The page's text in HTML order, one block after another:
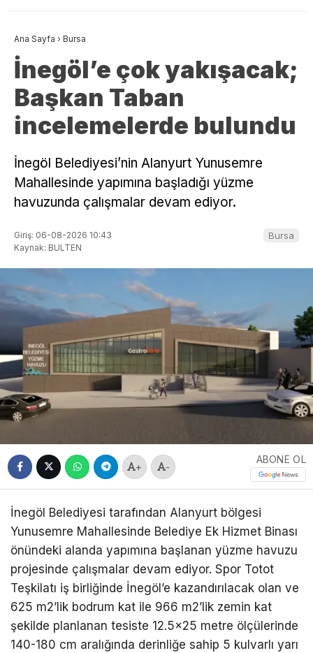
Ana Sayfa › Bursa
İnegöl’e çok yakışacak;
Başkan Taban
incelemelerde bulundu
İnegöl Belediyesi’nin Alanyurt Yunusemre
Mahallesinde yapımına başladığı yüzme
havuzunda çalışmalar devam ediyor.
Giriş: 06-08-2026 10:43
Kaynak: BULTEN
Bursa
+ -
ABONE OL
İnegöl Belediyesi tarafından Alanyurt bölgesi
Yunusemre Mahallesinde Belediye Ek Hizmet Binası
önündeki alanda yapımına başlanan yüzme havuzu
projesinde çalışmalar devam ediyor. Spor Totot
Teşkilatı iş birliğinde İnegöl’e kazandırılacak olan ve
625 m2’lik bodrum kat ile 966 m2’lik zemin kat
şekilde planlanan tesiste 12.5×25 metre ölçülerinde
140-180 cm aralığında derinliğe sahip 5 kulvarlı yarı